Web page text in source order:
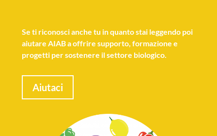
Se ti riconosci anche tu in quanto stai leggendo poi
aiutare AIAB a offrire supporto, formazione e
progetti per sostenere il settore biologico.
Aiutaci